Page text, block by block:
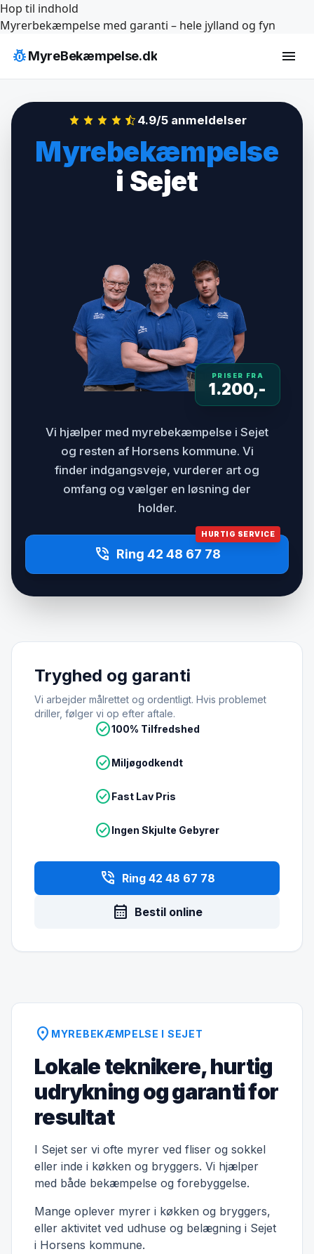
Hop til indhold
Myrerbekæmpelse med garanti – hele jylland og fyn
pest_controlMyreBekæmpelse.dk menu
4.9/5 anmeldelser
Myrebekæmpelse
i Sejet
PRISER FRA
1.200,-
Vi hjælper med myrebekæmpelse i Sejet
og resten af Horsens kommune. Vi
finder indgangsveje, vurderer art og
omfang og vælger en løsning der
holder.
HURTIG SERVICE
phone_in_talk Ring 42 48 67 78
Tryghed og garanti
Vi arbejder målrettet og ordentligt. Hvis problemet
driller, følger vi op efter aftale.
check_circle100% Tilfredshed
check_circleMiljøgodkendt
check_circleFast Lav Pris
check_circleIngen Skjulte Gebyrer
phone_in_talk Ring 42 48 67 78
calendar_month Bestil online
location_on MYREBEKÆMPELSE I SEJET
Lokale teknikere, hurtig
udrykning og garanti for
resultat
I Sejet ser vi ofte myrer ved fliser og sokkel
eller inde i køkken og bryggers. Vi hjælper
med både bekæmpelse og forebyggelse.
Mange oplever myrer i køkken og bryggers,
eller aktivitet ved udhuse og belægning i Sejet
i Horsens kommune.